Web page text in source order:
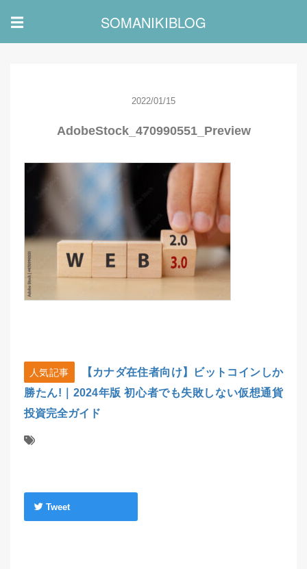
☰ SOMANIKIBLOG
2022/01/15
AdobeStock_470990551_Preview
人気記事
【カナダ在住者向け】ビットコインしか
勝たん!｜2024年版 初心者でも失敗しない仮想通貨
投資完全ガイド
Tweet